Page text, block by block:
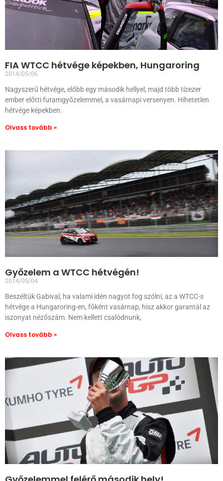
FIA WTCC hétvége képekben, Hungaroring
2014/05/06
Nagyszerű hétvége, előbb egy második hellyel, majd több tízezer
ember előtti futamgyőzelemmel, a vasárnapi versenyen. Hihetetlen
hétvége képekben.
Olvass tovább »
Győzelem a WTCC hétvégén!
2014/05/04
Beszéltük Gabival, ha valami idén nagyot fog szólni, az a WTCC-s
hétvége a Hungaroring-en, főként vasárnap, hisz akkor garantál az
iszonyat nézőszám. Nem kellett csalódnunk,
Olvass tovább »